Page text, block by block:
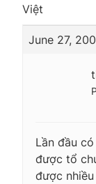
Việt
June 27,
Lần đầu
được tổ
được